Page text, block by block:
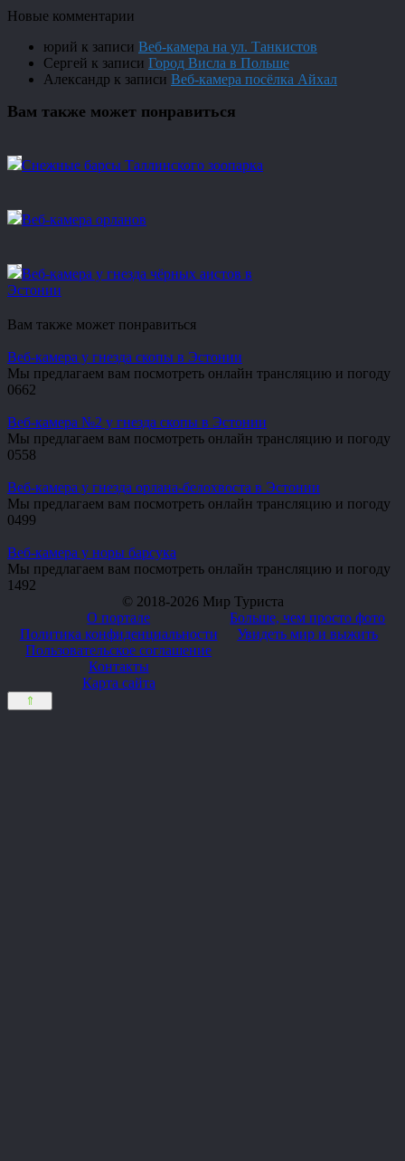
Новые комментарии
юрий к записи Веб-камера на ул. Танкистов
Сергей к записи Город Висла в Польше
Александр к записи Веб-камера посёлка Айхал
Вам также может понравиться
Снежные барсы Таллинского зоопарка
Веб-камера орланов
Веб-камера у гнезда чёрных аистов в
Эстонии
Вам также может понравиться
Веб-камера у гнезда скопы в Эстонии
Мы предлагаем вам посмотреть онлайн трансляцию и погоду
0662
Веб-камера №2 у гнезда скопы в Эстонии
Мы предлагаем вам посмотреть онлайн трансляцию и погоду
0558
Веб-камера у гнезда орлана-белохвоста в Эстонии
Мы предлагаем вам посмотреть онлайн трансляцию и погоду
0499
Веб-камера у норы барсука
Мы предлагаем вам посмотреть онлайн трансляцию и погоду
1492
© 2018-2026 Мир Туриста
О портале
Политика конфиденциальности
Пользовательское соглашение
Контакты
Карта сайта
Больше, чем просто фото
Увидеть мир и выжить